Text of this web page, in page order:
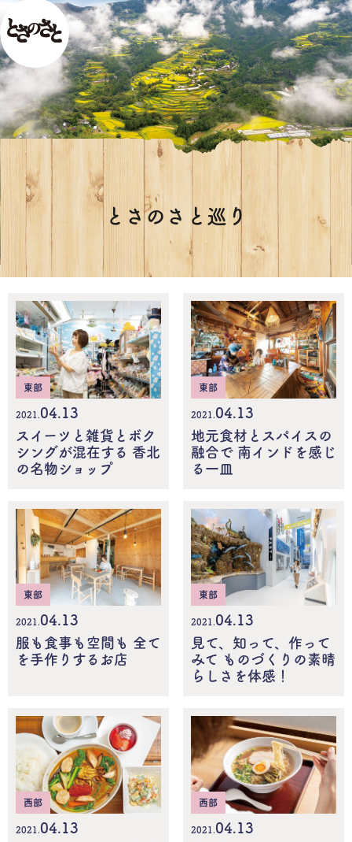
とさのさと巡り
東部
2021. 04.13
スイーツと雑貨とボク
シングが混在する 香北
の名物ショップ
東部
2021.
04.13
地元食材とスパイスの
融合で 南インドを感じ
る一皿
東部
2021. 04.13
服も食事も空間も 全て
を手作りするお店
東部
2021.
04.13
見て、知って、作って
みて ものづくりの素晴
らしさを体感！
西部
2021. 04.13
西部
2021.
04.13